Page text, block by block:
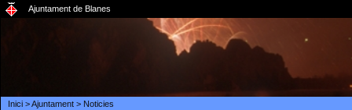
Ajuntament de Blanes
Inici>Ajuntament> Noticies